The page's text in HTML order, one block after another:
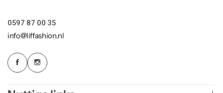
0597 87 00 35
info@liffashion.nl